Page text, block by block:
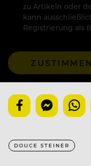
zu Artikeln oder
kann
Registrierung als
DOUCE STEINER